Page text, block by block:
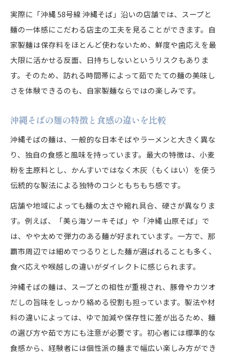
実際に「沖縄 58号線 沖縄そば」沿いの店舗では、スープと
麺の一体感にこだわる店主の工夫を見ることができます。自
家製麺は保存料をほとんど使わないため、鮮度や歯応えを最
大限に活かせる反面、日持ちしないというリスクもありま
す。そのため、訪れる時間帯によって茹でたての麺の美味し
さを体験できるのも、自家製麺ならではの楽しみです。
沖縄そばの麺の特徴と食感の違いを比較
沖縄そばの麺は、一般的な日本そばやラーメンと大きく異な
り、独自の食感と風味を持っています。最大の特徴は、小麦
粉を主原料とし、かんすいではなく木灰（もくはい）を使う
伝統的な製法による独特のコシともちもち感です。
店舗や地域によっても麺の太さや縮れ具合、硬さが異なりま
す。例えば、「美ら海ソーキそば」や「沖縄 山原そば」で
は、やや太めで弾力のある麺が好まれています。一方で、那
覇市周辺では細めでつるりとした麺が選ばれることも多く、
食べ応えや喉越しの違いがダイレクトに感じられます。
沖縄そばの麺は、スープとの相性が重視され、豚骨やカツオ
だしの旨味をしっかり絡める役割も担っています。製法や材
料の違いによっては、ゆで加減や保存性に差が出るため、麺
の選び方や茹で方にも注意が必要です。初心者には標準的な
食感から、経験者には個性派の麺まで幅広い楽しみ方ができ